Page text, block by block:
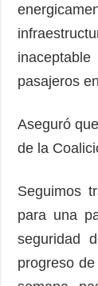
pasajeros
Aseguró
de la
Seguimos
para una
seguridad
progreso